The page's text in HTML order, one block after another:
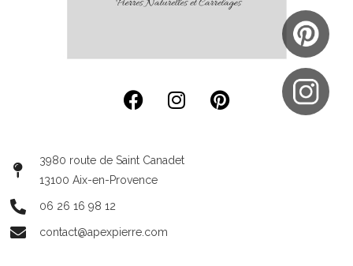
3980 route de Saint Canadet
13100 Aix-en-Provence
06 26 16 98 12
contact@apexpierre.com